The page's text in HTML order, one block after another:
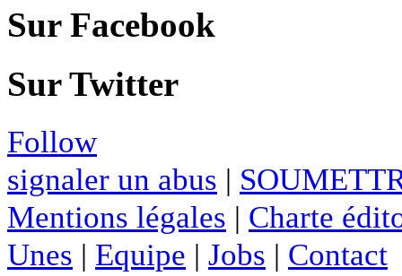
Sur Facebook
Sur Twitter
Follow
signaler un abus |
Mentions légales | Charte
Unes | Equipe | Jobs | Contact